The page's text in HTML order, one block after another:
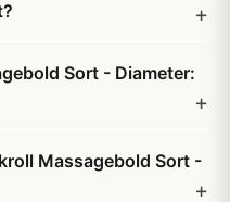
Sort - Diameter:
Massagebold Sort -